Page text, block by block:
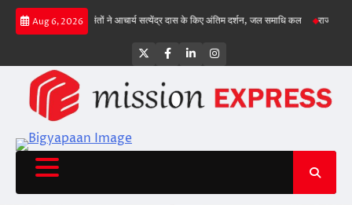
Skip
Aug 6, 2026
क्रीज पर संतों ने आचार्य सत्येंद्र दास के किए अंतिम दर्शन, जल समाधि कल राज्य सड़क
Twitter
Facebook
LinkedInInstagram